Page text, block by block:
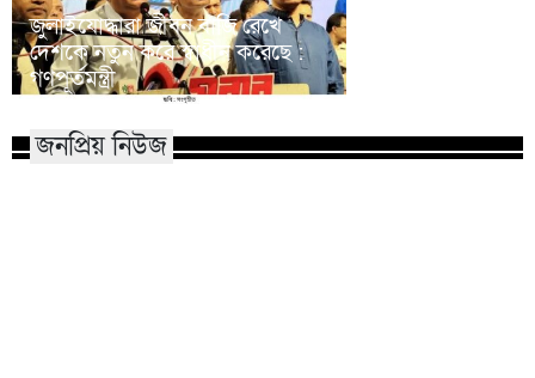
জুলাইযোদ্ধারা জীবন বাজি রেখে
দেশকে নতুন করে স্বাধীন করেছে :
গণপূর্তমন্ত্রী
জনপ্রিয় নিউজ